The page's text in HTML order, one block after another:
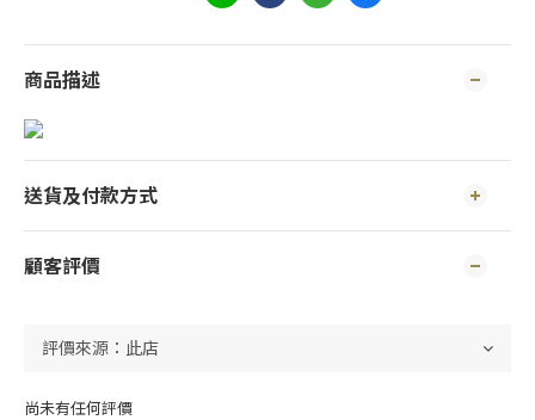
商品描述
送貨及付款方式
顧客評價
尚未有任何評價